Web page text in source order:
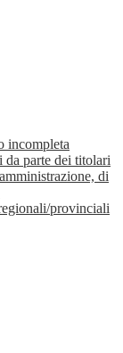
incompleta
da parte dei titolari
di
provinciali